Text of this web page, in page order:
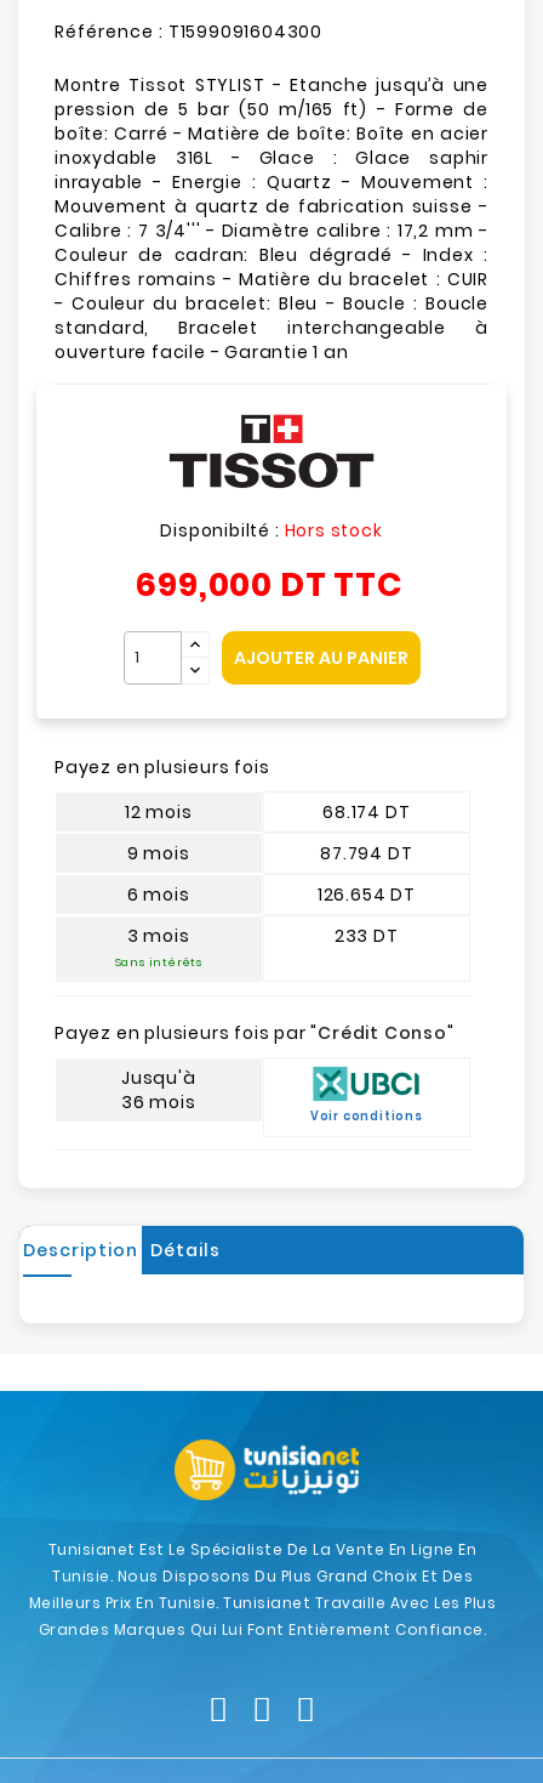
Référence : T1599091604300
Montre Tissot STYLIST - Etanche jusqu’à une
pression de 5 bar (50 m/165 ft) - Forme de
boîte: Carré - Matière de boîte: Boîte en acier
inoxydable 316L - Glace : Glace saphir
inrayable - Energie : Quartz - Mouvement :
Mouvement à quartz de fabrication suisse -
Calibre : 7 3/4''' - Diamètre calibre : 17,2 mm -
Couleur de cadran: Bleu dégradé - Index :
Chiffres romains - Matière du bracelet : CUIR
- Couleur du bracelet: Bleu - Boucle : Boucle
standard, Bracelet interchangeable à
ouverture facile - Garantie 1 an
Disponibilté : Hors stock
699,000 DT TTC
AJOUTER AU PANIER
Payez en plusieurs fois
12 mois
9 mois
6 mois
3 mois
Sans intérêts
68.174 DT
87.794 DT
126.654 DT
233 DT
Payez en plusieurs fois par "Crédit Conso"
Jusqu'à
36 mois
Voir conditions
Description Détails
Tunisianet Est Le Spécialiste De La Vente En Ligne En
Tunisie. Nous Disposons Du Plus Grand Choix Et Des
Meilleurs Prix En Tunisie. Tunisianet Travaille Avec Les Plus
Grandes Marques Qui Lui Font Entièrement Confiance.